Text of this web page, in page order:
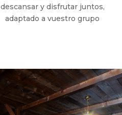
descansar y disfrutar juntos,
adaptado a vuestro grupo